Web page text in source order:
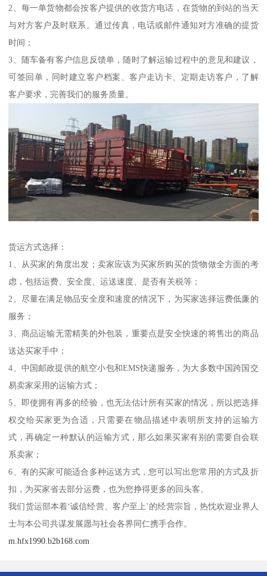
2、每一单货物都会按客户提供的收货方电话，在货物的到站的当天
与对方客户及时联系。通过传真，电话或邮件通知对方准确的提货
时间；
3、随车备有客户信息反馈单，随时了解运输过程中的意见和建议，
可签回单，同时建立客户档案、客户走访卡、定期走访客户，了解
客户要求，完善我们的服务质量。
货运方式选择：
1、从买家的角度出发；卖家应该为买家所购买的货物做全方面的考
虑，包括运费、安全度、运送速度、是否有关税等；
2、尽量在满足物品安全度和速度的情况下，为买家选择运费低廉的
服务；
3、商品运输无需精美的外包装，重要点是安全快速的将售出的商品
送达买家手中；
4、中国邮政提供的航空小包和EMS快递服务，为大多数中国跨国交
易卖家采用的运输方式；
5、即使拥有再多的经验，也无法估计所有买家的情况，所以把选择
权交给买家更为合适，只需要在物品描述中表明所支持的运输方
式，再确定一种默认的运输方式，那么如果买家有别的需要自会联
系卖家；
6、有的买家可能适合多种运送方式，您可以写出您常用的方式及折
扣，为买家省去部分运费，也为您挣得更多的回头客。
我们货运部本着‘诚信经营、客户至上’的经营宗旨，热忱欢迎业界人
士与本公司共谋发展愿与社会各界同仁携手合作。
m.hfx1990.b2b168.com